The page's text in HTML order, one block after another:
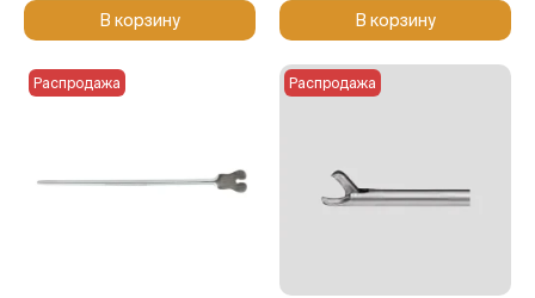
В корзину В корзину
Распродажа Распродажа